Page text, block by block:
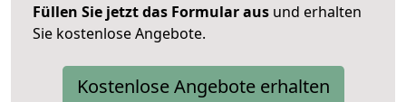
Füllen Sie jetzt das Formular aus und erhalten
Sie kostenlose Angebote.
Kostenlose Angebote erhalten